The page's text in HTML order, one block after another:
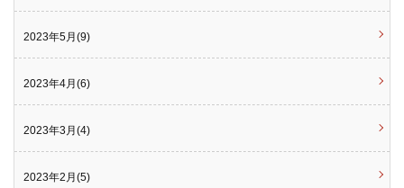
2023年5月(9)
2023年4月(6)
2023年3月(4)
2023年2月(5)